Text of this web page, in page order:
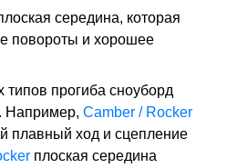
середина, которая
повороты и хорошее
типов прогиба сноуборд
Например, Camber / Rocker
плавный ход и сцепление
плоская середина